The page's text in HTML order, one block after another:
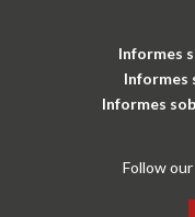
Informes
Informes
Informes
Follow